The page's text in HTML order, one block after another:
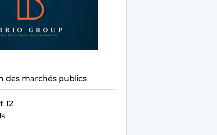
des marchés publics
12